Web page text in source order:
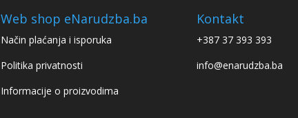
Web shop eNarudzba.ba
Način plaćanja i isporuka
Politika privatnosti
Informacije o proizvodima
Kontakt
+387 37 393 393
info@enarudzba.ba